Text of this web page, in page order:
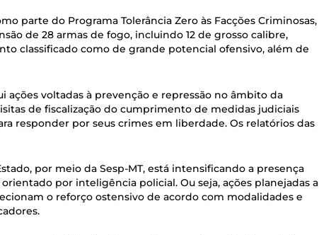
parte do Programa Tolerância Zero às Facções Criminosas,
de 28 armas de fogo, incluindo 12 de grosso calibre,
classificado como de grande potencial ofensivo, além de
ações voltadas à prevenção e repressão no âmbito da
de fiscalização do cumprimento de medidas judiciais
responder por seus crimes em liberdade. Os relatórios das
por meio da Sesp-MT, está intensificando a presença
por inteligência policial. Ou seja, ações planejadas a
o reforço ostensivo de acordo com modalidades e